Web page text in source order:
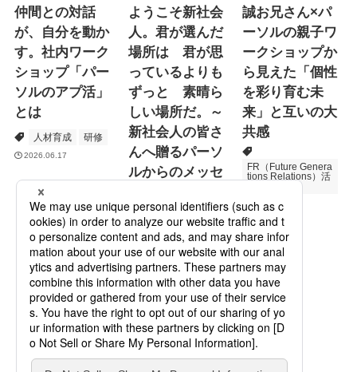
仲間との対話
が、自分を動か
す。社内ワーク
ショップ「パー
ソルのアプ活」
とは
人材育成 研修
2026.06.17
ようこそ新社会
人。君が選んだ
場所は 君が思
っているよりも
ずっと 素晴ら
しい場所だ。～
新社会人の皆さ
んへ贈るパーソ
ルからのメッセ
Specialized Servic
es
プロモーション
誠お兄さん×パ
ーソルの親子ワ
ークショップか
ら見えた「個性
を彩り育む未
来」と互いの大
共感
FR（Future Genera
tions Relations）活
次世代育成
2026.06.16